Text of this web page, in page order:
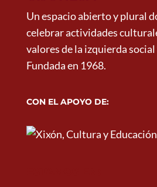
Un espacio abierto y plural
celebrar actividades
valores de la izquierda
Fundada en 1968.
CON EL APOYO DE: